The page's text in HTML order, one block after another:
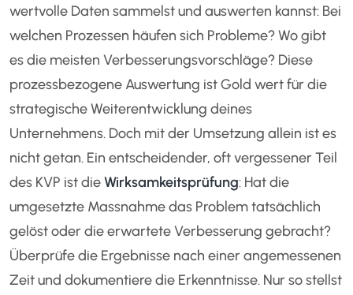
wertvolle Daten sammelst und auswerten kannst: Bei
welchen Prozessen häufen sich Probleme? Wo gibt
es die meisten Verbesserungsvorschläge? Diese
prozessbezogene Auswertung ist Gold wert für die
strategische Weiterentwicklung deines
Unternehmens. Doch mit der Umsetzung allein ist es
nicht getan. Ein entscheidender, oft vergessener Teil
des KVP ist dieWirksamkeitsprüfung: Hat die
umgesetzte Massnahme das Problem tatsächlich
gelöst oder die erwartete Verbesserung gebracht?
Überprüfe die Ergebnisse nach einer angemessenen
Zeit und dokumentiere die Erkenntnisse. Nur so stellst